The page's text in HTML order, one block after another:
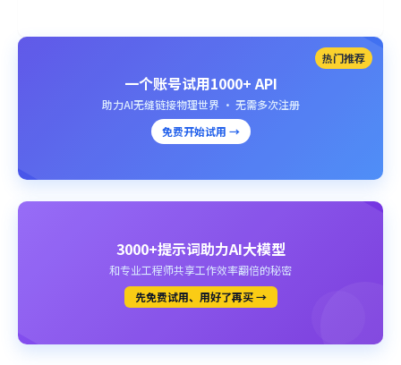
热门推荐
一个账号试用1000+ API
助力AI无缝链接物理世界 · 无需多次注册
免费开始试用 →
3000+提示词助力AI大模型
和专业工程师共享工作效率翻倍的秘密
先免费试用、用好了再买 →